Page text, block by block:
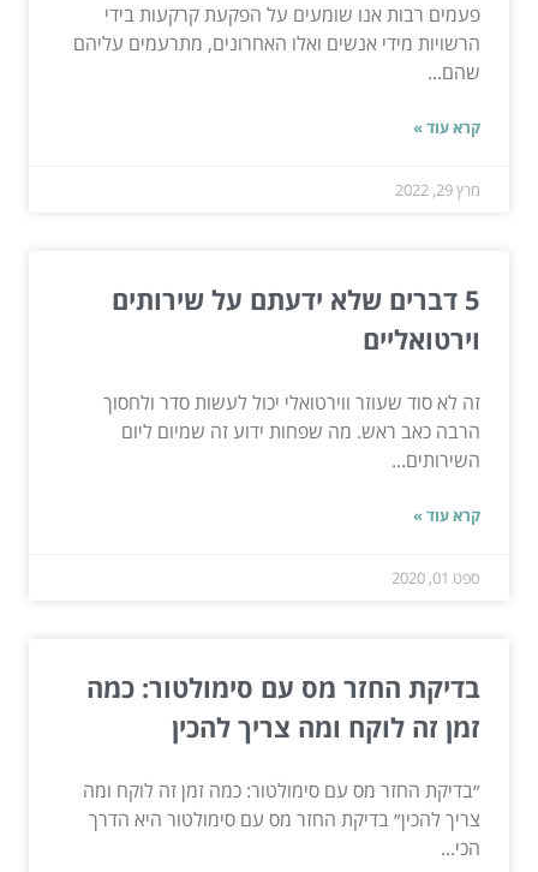
פעמים רבות אנו שומעים על הפקעת קרקעות בידי
הרשויות מידי אנשים ואלו האחרונים, מתרעמים עליהם
שהם...
קרא עוד »
מרץ 29, 2022
5 דברים שלא ידעתם על שירותים
וירטואליים
זה לא סוד שעוזר ווירטואלי יכול לעשות סדר ולחסוך
הרבה כאב ראש. מה שפחות ידוע זה שמיום ליום
השירותים...
קרא עוד »
ספט 01, 2020
בדיקת החזר מס עם סימולטור: כמה
זמן זה לוקח ומה צריך להכין
״בדיקת החזר מס עם סימולטור: כמה זמן זה לוקח ומה
צריך להכין״ בדיקת החזר מס עם סימולטור היא הדרך
הכי...